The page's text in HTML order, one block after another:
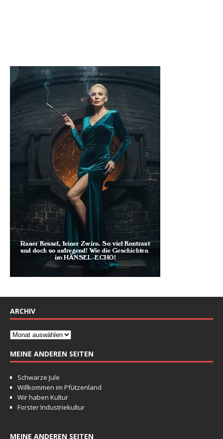
ARCHIV
MEINE ANDEREN SEITEN
Schwarze Jule
Willkommen im Pfützenland
Wir haben Kultur
Forster Industriekultur
MEINE ANDEREN SEITEN